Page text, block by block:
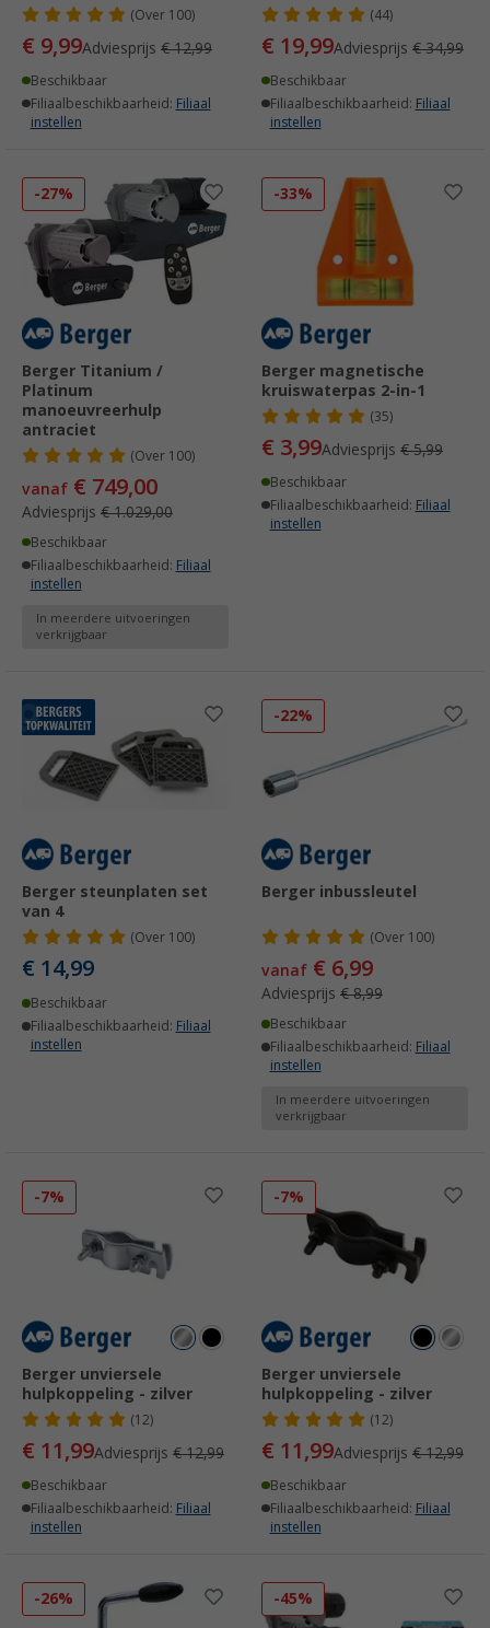
(Over100)
€ 9,99Adviesprijs € 12,99
Beschikbaar
Filiaalbeschikbaarheid: Filiaal
instellen
(44)
€ 19,99Adviesprijs € 34,99
Beschikbaar
Filiaalbeschikbaarheid: Filiaal
instellen
-27%
Berger Titanium /
Platinum
manoeuvreerhulp
antraciet
(Over100)
vanaf € 749,00
Adviesprijs € 1.029,00
Beschikbaar
Filiaalbeschikbaarheid: Filiaal
instellen
In meerdere uitvoeringen
verkrijgbaar
-33%
Berger magnetische
kruiswaterpas 2-in-1
(35)
€ 3,99Adviesprijs € 5,99
Beschikbaar
Filiaalbeschikbaarheid: Filiaal
instellen
Berger steunplaten set
van 4
(Over100)
€ 14,99
Beschikbaar
Filiaalbeschikbaarheid: Filiaal
instellen
-22%
Berger inbussleutel
(Over100)
vanaf € 6,99
Adviesprijs € 8,99
Beschikbaar
Filiaalbeschikbaarheid: Filiaal
instellen
In meerdere uitvoeringen
verkrijgbaar
-7%
Berger unviersele
hulpkoppeling - zilver
(12)
€ 11,99Adviesprijs € 12,99
Beschikbaar
Filiaalbeschikbaarheid: Filiaal
instellen
-7%
Berger unviersele
hulpkoppeling - zilver
(12)
€ 11,99Adviesprijs € 12,99
Beschikbaar
Filiaalbeschikbaarheid: Filiaal
instellen
-26% -45%